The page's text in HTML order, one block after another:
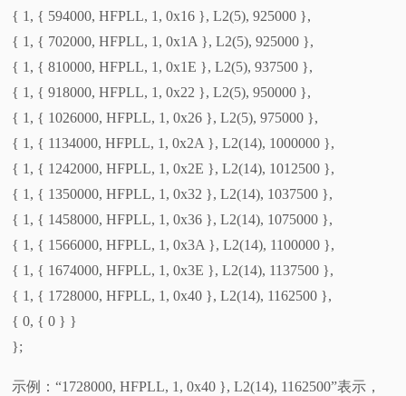
{ 1, { 594000, HFPLL, 1, 0x16 }, L2(5), 925000 },
{ 1, { 702000, HFPLL, 1, 0x1A }, L2(5), 925000 },
{ 1, { 810000, HFPLL, 1, 0x1E }, L2(5), 937500 },
{ 1, { 918000, HFPLL, 1, 0x22 }, L2(5), 950000 },
{ 1, { 1026000, HFPLL, 1, 0x26 }, L2(5), 975000 },
{ 1, { 1134000, HFPLL, 1, 0x2A }, L2(14), 1000000 },
{ 1, { 1242000, HFPLL, 1, 0x2E }, L2(14), 1012500 },
{ 1, { 1350000, HFPLL, 1, 0x32 }, L2(14), 1037500 },
{ 1, { 1458000, HFPLL, 1, 0x36 }, L2(14), 1075000 },
{ 1, { 1566000, HFPLL, 1, 0x3A }, L2(14), 1100000 },
{ 1, { 1674000, HFPLL, 1, 0x3E }, L2(14), 1137500 },
{ 1, { 1728000, HFPLL, 1, 0x40 }, L2(14), 1162500 },
{ 0, { 0 } }
};
示例：“1728000, HFPLL, 1, 0x40 }, L2(14), 1162500”表示，